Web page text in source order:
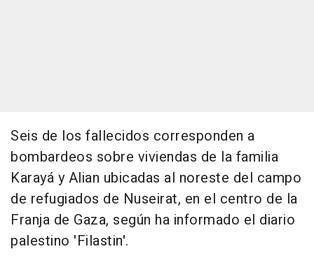
Seis de los fallecidos corresponden a
bombardeos sobre viviendas de la familia
Karayá y Alian ubicadas al noreste del campo
de refugiados de Nuseirat, en el centro de la
Franja de Gaza, según ha informado el diario
palestino 'Filastin'.